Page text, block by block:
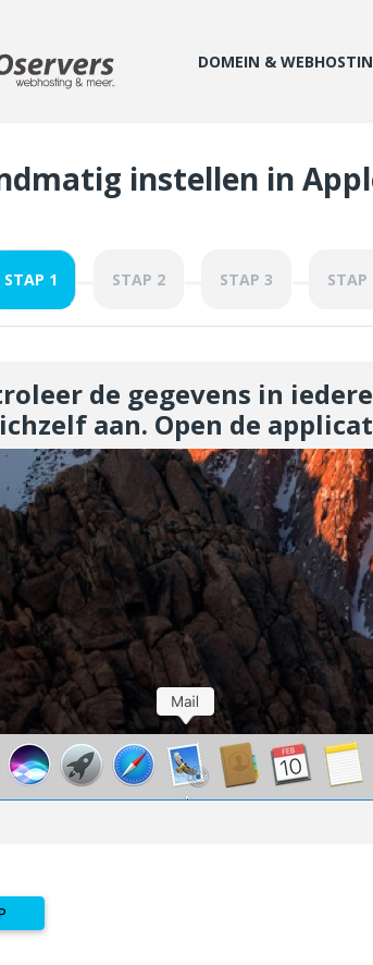
DOMEIN &
instellen in
STAP 1 STAP 2 STAP 3 STAP
de gegevens in
aan. Open de